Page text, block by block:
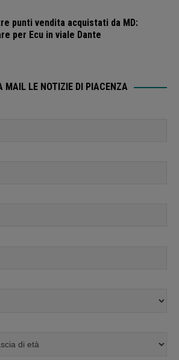
punti vendita acquistati da MD:
per Ecu in viale Dante
MAIL LE NOTIZIE DI PIACENZA